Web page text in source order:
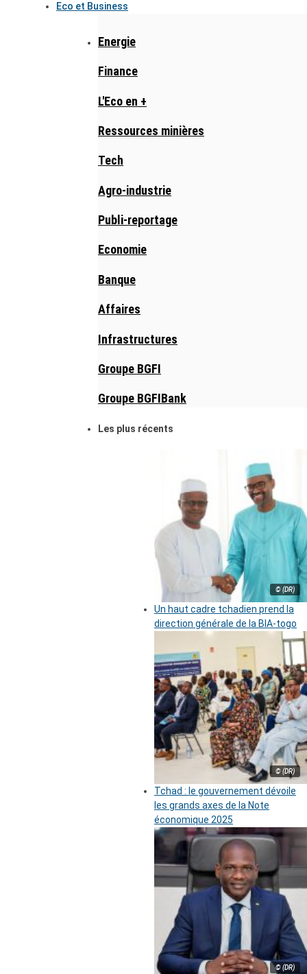
Eco et Business
Energie
Finance
L'Eco en +
Ressources minières
Tech
Agro-industrie
Publi-reportage
Economie
Banque
Affaires
Infrastructures
Groupe BGFI
Groupe BGFIBank
Les plus récents
© (DR)
Un haut cadre tchadien prend la
direction générale de la BIA-togo
© (DR)
Tchad : le gouvernement dévoile
les grands axes de la Note
économique 2025
© (DR)